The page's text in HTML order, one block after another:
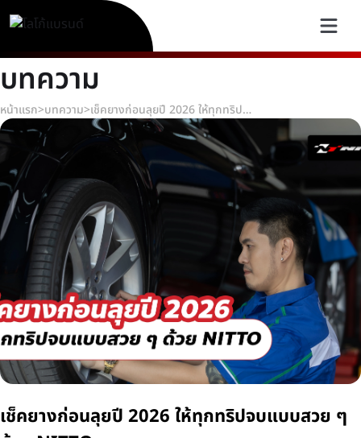
บทความ
หน้าแรก>บทความ> เช็คยางก่อนลุยปี 2026 ให้ทุกทริปจบแบบสวย ๆ ด้วย NITTO
เช็คยางก่อนลุยปี 2026 ให้ทุกทริปจบแบบสวย ๆ